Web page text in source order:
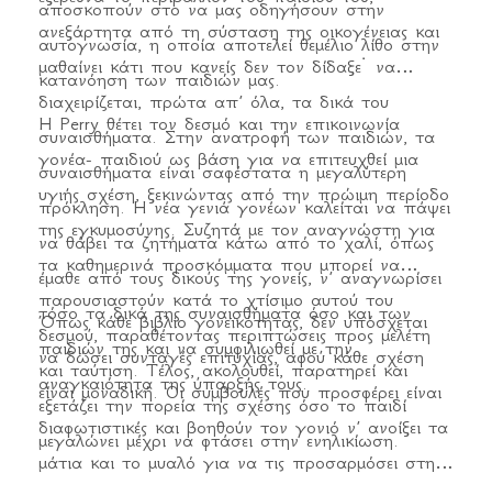
αποσκοπούν στο να μας οδηγήσουν στην
αυτογνωσία, η οποία αποτελεί θεμέλιο λίθο στην
κατανόηση των παιδιών μας.
ανεξάρτητα από τη σύσταση της οικογένειας και
μαθαίνει κάτι που κανείς δεν τον δίδαξε˙ να
διαχειρίζεται, πρώτα απ’ όλα, τα δικά του
συναισθήματα. Στην ανατροφή των παιδιών, τα
συναισθήματα είναι σαφέστατα η μεγαλύτερη
πρόκληση. Η νέα γενιά γονέων καλείται να πάψει
να θάβει τα ζητήματα κάτω από το χαλί, όπως
έμαθε από τους δικούς της γονείς, ν’ αναγνωρίσει
τόσο τα δικά της συναισθήματα όσο και των
παιδιών της και να συμφιλιωθεί με την
αναγκαιότητα της ύπαρξής τους.
Η Perry θέτει τον δεσμό και την επικοινωνία
γονέα- παιδιού ως βάση για να επιτευχθεί μια
υγιής σχέση, ξεκινώντας από την πρώιμη περίοδο
της εγκυμοσύνης. Συζητά με τον αναγνώστη για
τα καθημερινά προσκόμματα που μπορεί να
παρουσιαστούν κατά το χτίσιμο αυτού του
δεσμού, παραθέτοντας περιπτώσεις προς μελέτη
και ταύτιση. Τέλος, ακολουθεί, παρατηρεί και
εξετάζει την πορεία της σχέσης όσο το παιδί
μεγαλώνει μέχρι να φτάσει στην ενηλικίωση.
Όπως κάθε βιβλίο γονεϊκότητας, δεν υπόσχεται
να δώσει συνταγές επιτυχίας, αφού κάθε σχέση
είναι μοναδική. Οι συμβουλές που προσφέρει είναι
διαφωτιστικές και βοηθούν τον γονιό ν’ ανοίξει τα
μάτια και το μυαλό για να τις προσαρμόσει στη